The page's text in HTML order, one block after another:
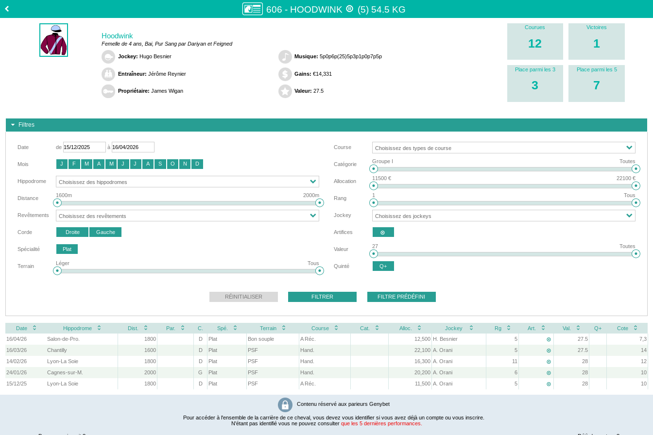
606 - HOODWINK  (5) 54.5 KG
Hoodwink
Femelle de 4 ans, Bai, Pur Sang par Dariyan et Feigned
Jockey: Hugo Besnier
Entraîneur: Jérôme Reynier
Propriétaire: James Wigan
Musique: 5p0p6p(25)5p3p1p0p7p5p
Gains: €14,331
Valeur: 27.5
Courues
12
Victoires
1
Place parmi les 3
3
Place parmi les 5
7
Filtres
Date de à
Mois J F M A M J J A S O N D
Hippodrome
Distance 1600m 2000m
Revêtements
Corde Droite Gauche
Spécialité Plat
Terrain Léger Tous
Course
Catégorie Groupe I Toutes
Allocation 11500 € 22100 €
Rang 1 Tous
Jockey
Artifices 
Valeur 27 Toutes
Quinté Q+
RÉINITIALISER FILTRER FILTRE PRÉDÉFINI
Date Hippodrome Dist. Par. C. Spé. Terrain Course Cat. Alloc. Jockey Rg Art. Val. Q+
Cote
16/04/26
Salon-de-Pro. 1800 D Plat Bon souple A Réc. 12,500 H. Besnier 5  27.5
7,3
16/03/26
Chantilly 1600 D Plat PSF Hand. 22,100 A. Orani 5  27.5
14
14/02/26
Lyon-La Soie 1800 D Plat PSF Hand. 16,300 A. Orani 11  28
12
24/01/26
Cagnes-sur-M. 2000 G Plat PSF Hand. 20,200 A. Orani 6  28
10
15/12/25
Lyon-La Soie 1800 D Plat PSF A Réc. 11,500 A. Orani 5  28 10
Contenu réservé aux parieurs Genybet
Pour accéder à l'ensemble de la carrière de ce cheval, vous devez vous identifier si vous avez déjà un compte ou vous inscrire.
N'étant pas identifié vous ne pouvez consulter que les 5 dernières performances.